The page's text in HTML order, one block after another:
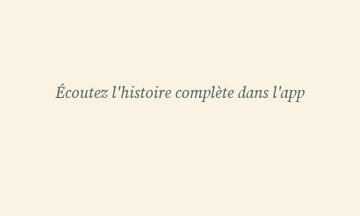
Écoutez l'histoire complète dans l'app